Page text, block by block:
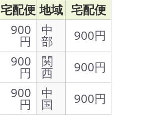
宅配便 地域 宅配便
900
円
中
部
900円
900
円
関
西
900円
900
円
中
国
900円